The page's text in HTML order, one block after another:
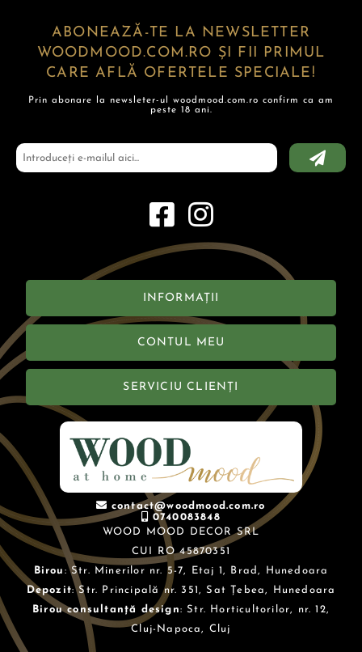
ABONEAZĂ-TE LA NEWSLETTER
WOODMOOD.COM.RO ȘI FII PRIMUL
CARE AFLĂ OFERTELE SPECIALE!
Prin abonare la newsleter-ul woodmood.com.ro confirm ca am
peste 18 ani.
INFORMAȚII
CONTUL MEU
SERVICIU CLIENȚI
contact@woodmood.com.ro
0740083848
WOOD MOOD DECOR SRL
CUI RO 45870351
Birou : Str. Minerilor nr. 5-7, Etaj 1, Brad, Hunedoara
Depozit: Str. Principală nr. 351, Sat Țebea, Hunedoara
Birou consultanță design: Str. Horticultorilor, nr. 12,
Cluj-Napoca, Cluj